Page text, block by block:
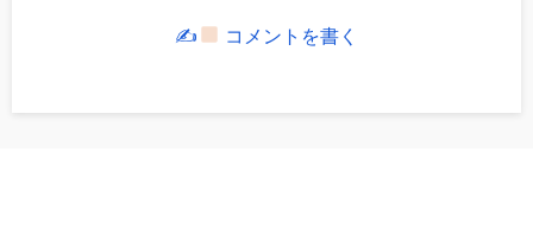
✍ コメントを書く